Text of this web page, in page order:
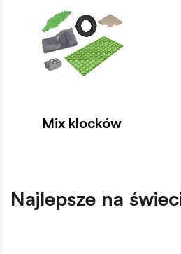
Mix klocków
Najlepsze na